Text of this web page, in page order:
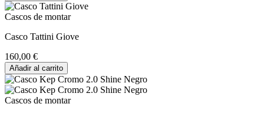
Cascos de montar
Casco Tattini Giove
160,00 €
Añadir al carrito
Cascos de montar